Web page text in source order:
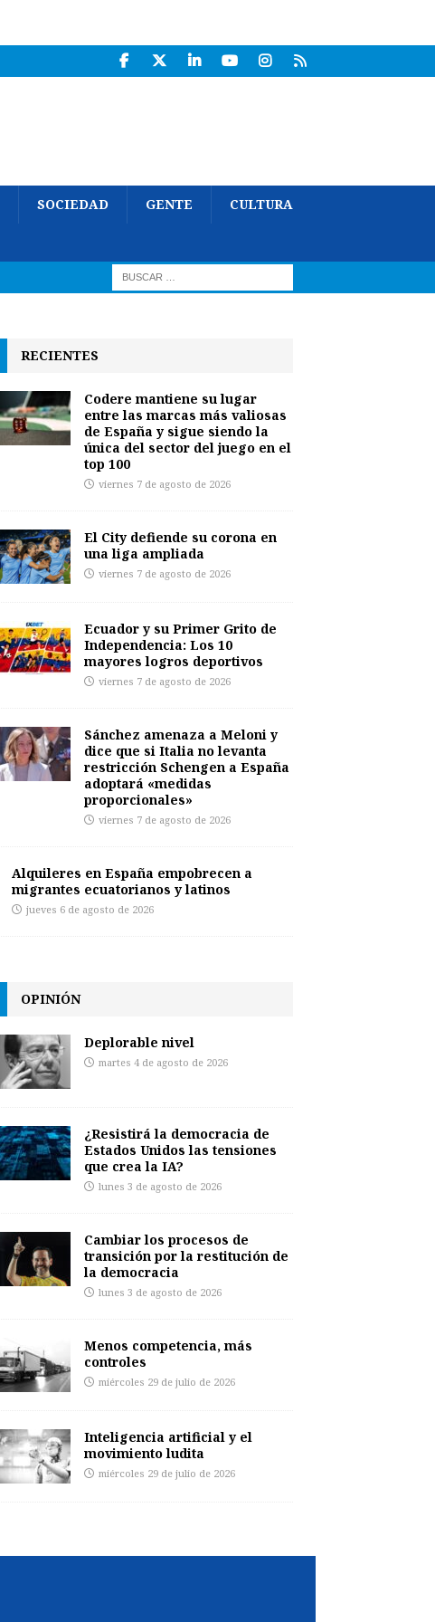
SOCIEDAD GENTE CULTURA
RECIENTES
Codere mantiene su lugar
entre las marcas más valiosas
de España y sigue siendo la
única del sector del juego en el
top 100
viernes 7 de agosto de 2026
El City defiende su corona en
una liga ampliada
viernes 7 de agosto de 2026
Ecuador y su Primer Grito de
Independencia: Los 10
mayores logros deportivos
viernes 7 de agosto de 2026
Sánchez amenaza a Meloni y
dice que si Italia no levanta
restricción Schengen a España
adoptará «medidas
proporcionales»
viernes 7 de agosto de 2026
Alquileres en España empobrecen a
migrantes ecuatorianos y latinos
jueves 6 de agosto de 2026
OPINIÓN
Deplorable nivel
martes 4 de agosto de 2026
¿Resistirá la democracia de
Estados Unidos las tensiones
que crea la IA?
lunes 3 de agosto de 2026
Cambiar los procesos de
transición por la restitución de
la democracia
lunes 3 de agosto de 2026
Menos competencia, más
controles
miércoles 29 de julio de 2026
Inteligencia artificial y el
movimiento ludita
miércoles 29 de julio de 2026